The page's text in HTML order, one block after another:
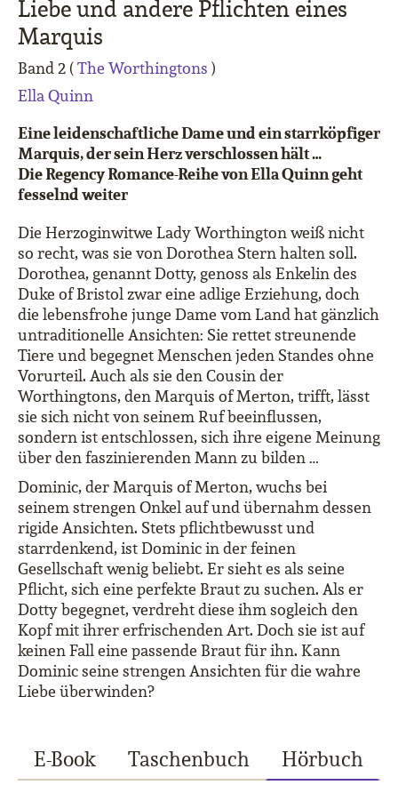
Liebe und andere Pflichten eines
Marquis
Band 2 (The Worthingtons )
Ella Quinn
Eine leidenschaftliche Dame und ein starrköpfiger
Marquis, der sein Herz verschlossen hält …
Die Regency Romance-Reihe von Ella Quinn geht
fesselnd weiter
Die Herzoginwitwe Lady Worthington weiß nicht
so recht, was sie von Dorothea Stern halten soll.
Dorothea, genannt Dotty, genoss als Enkelin des
Duke of Bristol zwar eine adlige Erziehung, doch
die lebensfrohe junge Dame vom Land hat gänzlich
untraditionelle Ansichten: Sie rettet streunende
Tiere und begegnet Menschen jeden Standes ohne
Vorurteil. Auch als sie den Cousin der
Worthingtons, den Marquis of Merton, trifft, lässt
sie sich nicht von seinem Ruf beeinflussen,
sondern ist entschlossen, sich ihre eigene Meinung
über den faszinierenden Mann zu bilden …
Dominic, der Marquis of Merton, wuchs bei
seinem strengen Onkel auf und übernahm dessen
rigide Ansichten. Stets pflichtbewusst und
starrdenkend, ist Dominic in der feinen
Gesellschaft wenig beliebt. Er sieht es als seine
Pflicht, sich eine perfekte Braut zu suchen. Als er
Dotty begegnet, verdreht diese ihm sogleich den
Kopf mit ihrer erfrischenden Art. Doch sie ist auf
keinen Fall eine passende Braut für ihn. Kann
Dominic seine strengen Ansichten für die wahre
Liebe überwinden?
E-Book Taschenbuch Hörbuch